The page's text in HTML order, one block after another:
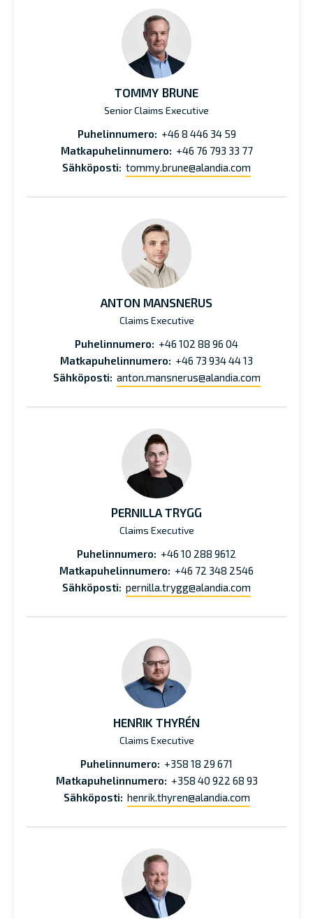
TOMMY BRUNE
Senior Claims Executive
Puhelinnumero: +46 8 446 34 59
Matkapuhelinnumero: +46 76 793 33 77
Sähköposti: tommy.brune@alandia.com
ANTON MANSNERUS
Claims Executive
Puhelinnumero: +46 102 88 96 04
Matkapuhelinnumero: +46 73 934 44 13
Sähköposti: anton.mansnerus@alandia.com
PERNILLA TRYGG
Claims Executive
Puhelinnumero: +46 10 288 9612
Matkapuhelinnumero: +46 72 348 2546
Sähköposti: pernilla.trygg@alandia.com
HENRIK THYRÉN
Claims Executive
Puhelinnumero: +358 18 29 671
Matkapuhelinnumero: +358 40 922 68 93
Sähköposti: henrik.thyren@alandia.com